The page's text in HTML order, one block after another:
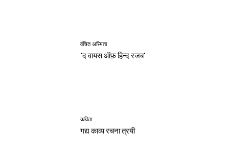
वंचित अस्मिता
‘द वायस ऑफ़ हिन्द रजब’
कविता
गद्य काव्य रचना त्रयी